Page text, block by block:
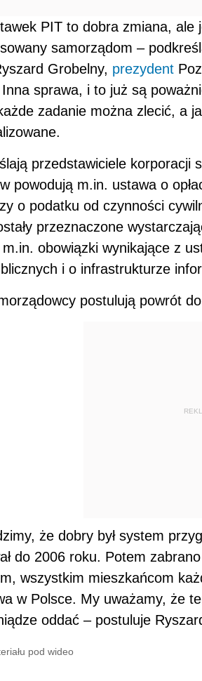
PIT to dobra zmiana, ale
samorządom –
Grobelny, prezydent
sprawa, i to już są
zadanie można zlecić, a
przedstawiciele korporacji
powodują m.in. ustawa o
o podatku od czynności
przeznaczone
obowiązki wynikające z
i o infrastrukturze
postulują powrót
że dobry był system
do 2006 roku. Potem
wszystkim mieszkańcom
w Polsce. My uważamy, że
oddać – postuluje
pod wideo